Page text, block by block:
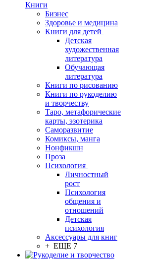
Книги
Бизнес
Здоровье и медицина
Книги для детей
Детская
художественная
литература
Обучающая
литература
Книги по рисованию
Книги по рукоделию
и творчеству
Таро, метафорические
карты, эзотерика
Саморазвитие
Комиксы, манга
Нонфикшн
Проза
Психология
Личностный
рост
Психология
общения и
отношений
Детская
психология
Аксессуары для книг
+ ЕЩЕ 7